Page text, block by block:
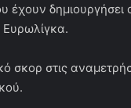
έχουν
σκορ στις